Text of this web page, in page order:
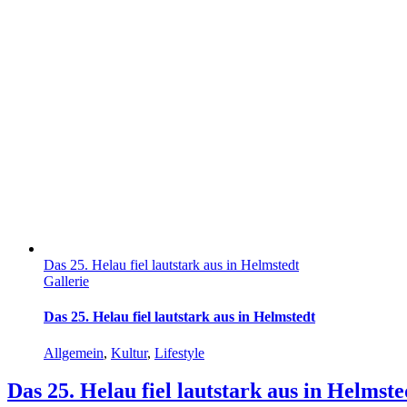
Das 25. Helau fiel lautstark aus in Helmstedt
Gallerie
Das 25. Helau fiel lautstark aus in Helmstedt
Allgemein, Kultur, Lifestyle
Das 25. Helau fiel lautstark aus in